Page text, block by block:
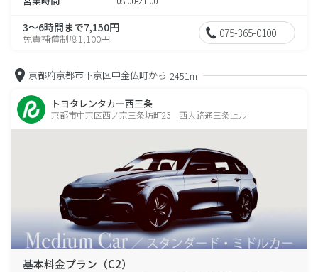
3～6時間まで7,150円
免責補償制度1,100円 075-365-0100
京都府京都市下京区中金仏町から 2451m
トヨタレンタカー西三条
京都市中京区西ノ京三条坊町23 西大路通三条上ル
基本料金プラン（C2）